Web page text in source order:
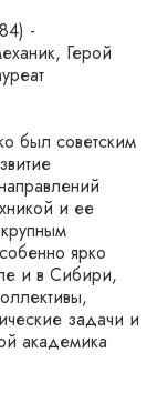
-
Герой
был советским
и ее
ярко
и в Сибири,
задачи и
академика